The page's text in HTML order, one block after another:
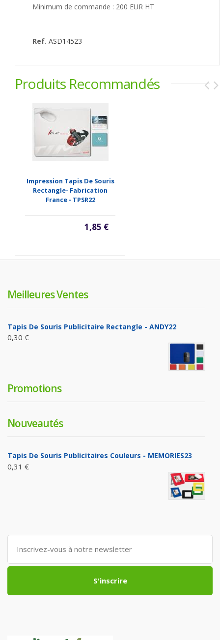
Minimum de commande : 200 EUR HT
Ref. ASD14523
Produits Recommandés
Impression Tapis De Souris
Rectangle- Fabrication
France - TPSR22
1,85 €
Meilleures Ventes
Tapis De Souris Publicitaire Rectangle - ANDY22
0,30 €
Promotions
Nouveautés
Tapis De Souris Publicitaires Couleurs - MEMORIES23
0,31 €
S'inscrire